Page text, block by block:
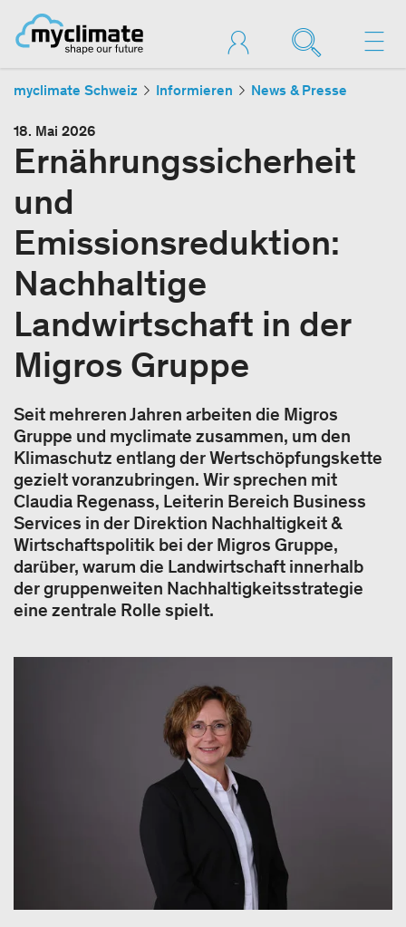
myclimate Schweiz Informieren News & Presse
18. Mai 2026
Ernährungssicherheit
und
Emissionsreduktion:
Nachhaltige
Landwirtschaft in der
Migros Gruppe
Seit mehreren Jahren arbeiten die Migros
Gruppe und myclimate zusammen, um den
Klimaschutz entlang der Wertschöpfungskette
gezielt voranzubringen. Wir sprechen mit
Claudia Regenass, Leiterin Bereich Business
Services in der Direktion Nachhaltigkeit &
Wirtschaftspolitik bei der Migros Gruppe,
darüber, warum die Landwirtschaft innerhalb
der gruppenweiten Nachhaltigkeitsstrategie
eine zentrale Rolle spielt.